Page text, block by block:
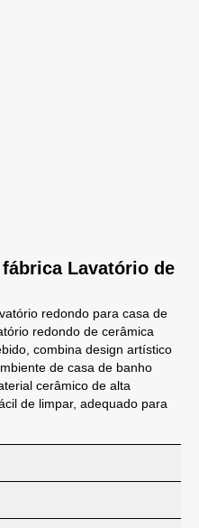
Lavatório de
redondo para casa de
redondo de cerâmica
combina design artístico
de casa de banho
cerâmico de alta
de limpar, adequado para